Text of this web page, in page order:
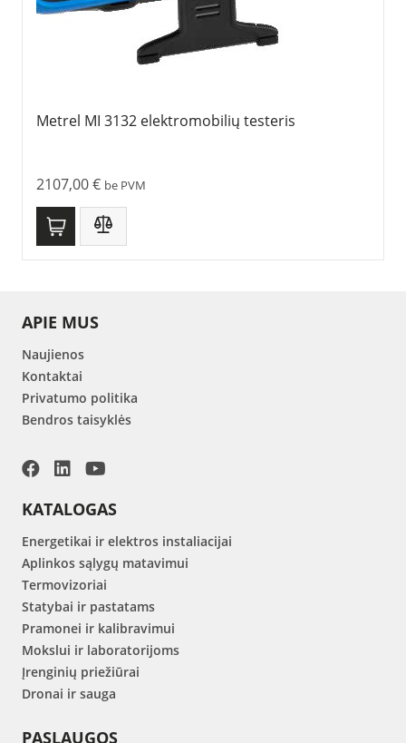
Metrel MI 3132 elektromobilių testeris
2107,00€ be PVM
APIE MUS
Naujienos
Kontaktai
Privatumo politika
Bendros taisyklės
KATALOGAS
Energetikai ir elektros instaliacijai
Aplinkos sąlygų matavimui
Termovizoriai
Statybai ir pastatams
Pramonei ir kalibravimui
Mokslui ir laboratorijoms
Įrenginių priežiūrai
Dronai ir sauga
PASLAUGOS